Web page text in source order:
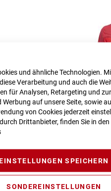
und ähnliche Technologien.
Verarbeitung und auch die
für Analysen, Retargeting und
auf unsere Seite, sowie
von Cookies jederzeit
Drittanbieter, finden Sie in
SPEICHERN
SONDEREINSTELLUNGEN
Cube ATX
Inkl. MwSt.,